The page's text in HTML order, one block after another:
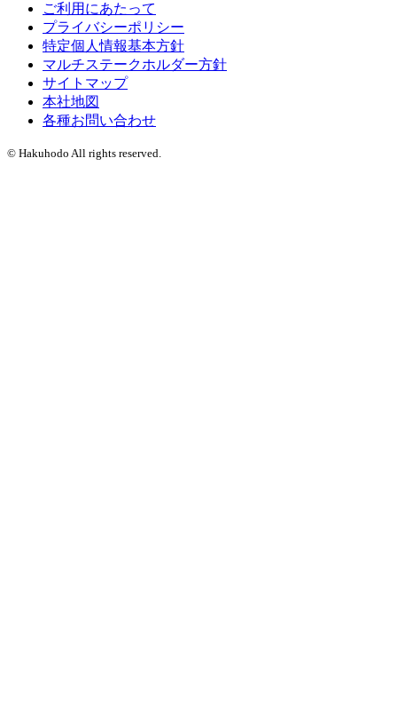
ご利用にあたって
プライバシーポリシー
特定個人情報基本方針
マルチステークホルダー方針
サイトマップ
本社地図
各種お問い合わせ
© Hakuhodo All rights reserved.